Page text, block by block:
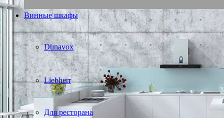
Винные шкафы
Dunavox
Liebherr
Для ресторана